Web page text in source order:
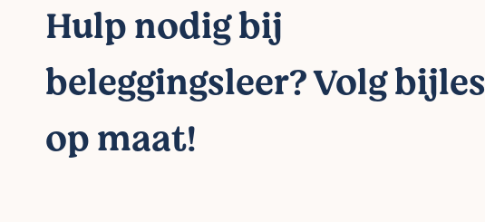
Hulp nodig bij
beleggingsleer? Volg bijles
op maat!